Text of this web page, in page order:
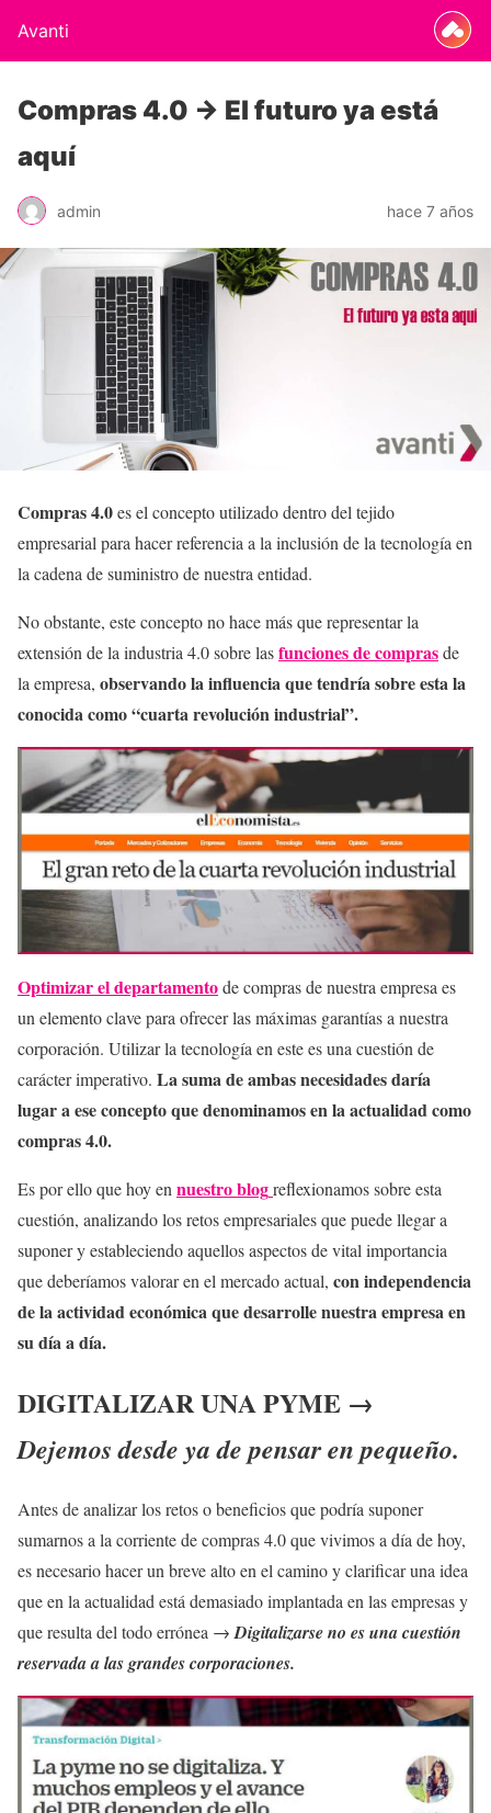
Avanti
Compras 4.0 → El futuro ya está
aquí
admin hace 7 años
Compras 4.0es el concepto utilizado dentro del tejido
empresarial para hacer referencia a la inclusión de la tecnología en
la cadena de suministro de nuestra entidad.
No obstante, este concepto no hace más que representar la
extensión de la industria 4.0 sobre lasfunciones de comprasde
la empresa, observando la influencia que tendría sobre esta la
conocida como “cuarta revolución industrial”.
Optimizar el departamentode compras de nuestra empresa es
un elemento clave para ofrecer las máximas garantías a nuestra
corporación. Utilizar la tecnología en este es una cuestión de
carácter imperativo. La suma de ambas necesidades daría
lugar a ese concepto que denominamos en la actualidad como
compras 4.0.
Es por ello que hoy en nuestro blogreflexionamos sobre esta
cuestión, analizando los retos empresariales que puede llegar a
suponer y estableciendo aquellos aspectos de vital importancia
que deberíamos valorar en el mercado actual, con independencia
de la actividad económica que desarrolle nuestra empresa en
su día a día.
DIGITALIZAR UNA PYME →
Dejemos desde ya de pensar en pequeño.
Antes de analizar los retos o beneficios que podría suponer
sumarnos a la corriente de compras 4.0 que vivimos a día de hoy,
es necesario hacer un breve alto en el camino y clarificar una idea
que en la actualidad está demasiado implantada en las empresas y
que resulta del todo errónea → Digitalizarse no es una cuestión
reservada a las grandes corporaciones.